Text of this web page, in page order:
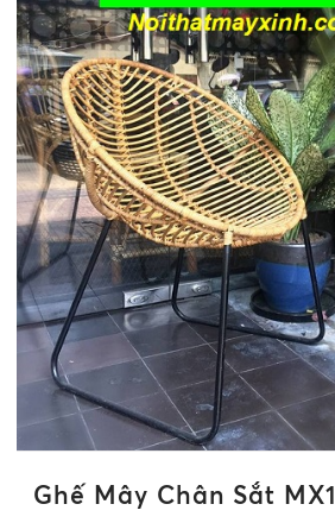
Ghế Mây Chân Sắt MX1